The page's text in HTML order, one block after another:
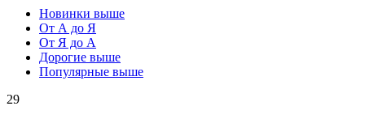
Новинки выше
От А до Я
От Я до А
Дорогие выше
Популярные выше
29